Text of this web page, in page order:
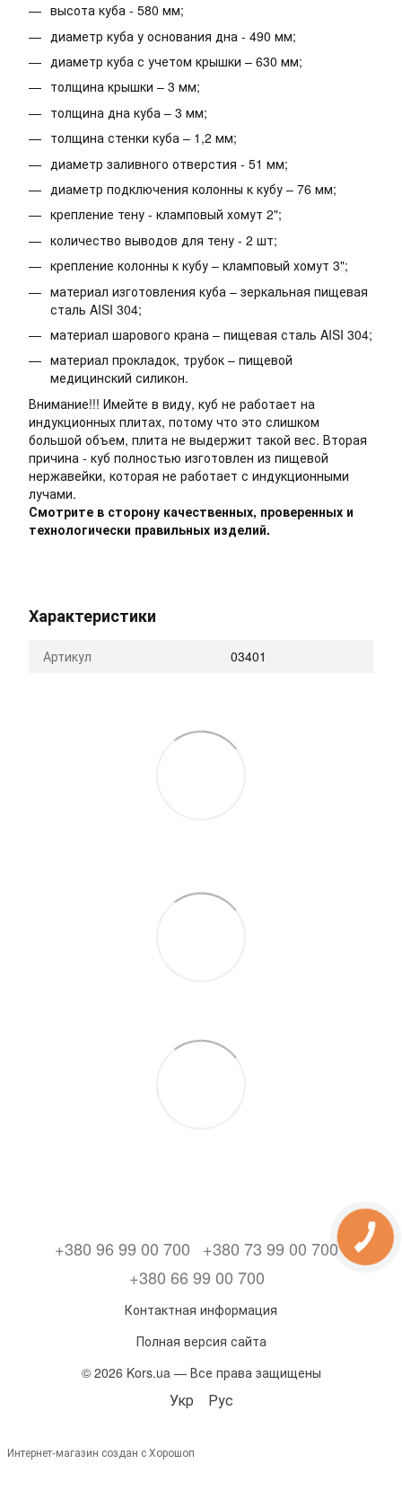
высота куба - 580 мм;
диаметр куба у основания дна - 490 мм;
диаметр куба с учетом крышки – 630 мм;
толщина крышки – 3 мм;
толщина дна куба – 3 мм;
толщина стенки куба – 1,2 мм;
диаметр заливного отверстия - 51 мм;
диаметр подключения колонны к кубу – 76 мм;
крепление тену - кламповый хомут 2";
количество выводов для тену - 2 шт;
крепление колонны к кубу – кламповый хомут 3";
материал изготовления куба – зеркальная пищевая
сталь AISI 304;
материал шарового крана – пищевая сталь AISI 304;
материал прокладок, трубок – пищевой
медицинский силикон.
Внимание!!! Имейте в виду, куб не работает на
индукционных плитах, потому что это слишком
большой объем, плита не выдержит такой вес. Вторая
причина - куб полностью изготовлен из пищевой
нержавейки, которая не работает с индукционными
лучами.
Смотрите в сторону качественных, проверенных и
технологически правильных изделий.
Характеристики
Артикул 03401
+380 96 99 00 700
+380 73 99 00 700
+380 66 99 00 700
Контактная информация
Полная версия сайта
© 2026 Kors.ua — Все права защищены
Укр Рус
Интернет-магазин создан с Хорошоп